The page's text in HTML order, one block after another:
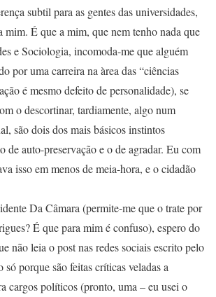
subtil para as gentes das universidades,
mim. É que a mim, que nem tenho nada que
e Sociologia, incomoda-me que alguém
por uma carreira na àrea das “ciências
é mesmo defeito de personalidade), se
o descortinar, tardiamente, algo num
são dois dos mais básicos instintos
de auto-preservação e o de agradar. Eu com
isso em menos de meia-hora, e o cidadão
Da Câmara (permite-me que o trate por
É que para mim é confuso), espero do
não leia o post nas redes sociais escrito pelo
porque são feitas críticas veladas a
cargos políticos (pronto, uma – eu usei o